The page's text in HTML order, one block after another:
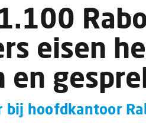
eisen
bij hoofdkantoor